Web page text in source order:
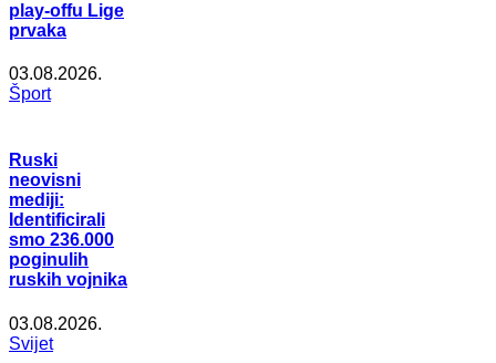
play-offu Lige
prvaka
03.08.2026.
Šport
Ruski
neovisni
mediji:
Identificirali
smo 236.000
poginulih
ruskih vojnika
03.08.2026.
Svijet